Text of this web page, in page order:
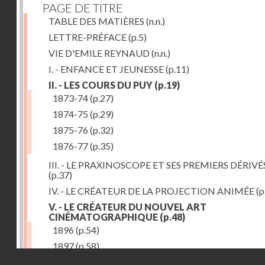
PAGE DE TITRE
TABLE DES MATIÈRES (n.n.)
LETTRE-PRÉFACE(p.5)
VIE D'EMILE REYNAUD (n.n.)
I. - ENFANCE ET JEUNESSE(p.11)
II. - LES COURS DU PUY (p.19)
1873-74(p.27)
1874-75 (p.29)
1875-76 (p.32)
1876-77(p.35)
III. - LE PRAXINOSCOPE ET SES PREMIERS
(p.37)
IV. - LE CRÉATEUR DE LA PROJECTION ANIMÉE
V. - LE CRÉATEUR DU NOUVEL ART
CINÉMATOGRAPHIQUE (p.48)
1896 (p.54)
1897(p.58)